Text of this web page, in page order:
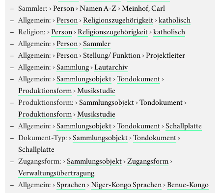
Sammler:›Person›Namen A-Z›Meinhof, Carl
Allgemein:›Person›Religionszugehörigkeit›katholisch
Religion:›Person›Religionszugehörigkeit›katholisch
Allgemein:›Person›Sammler
Allgemein:›Person›Stellung/ Funktion›Projektleiter
Allgemein:›Sammlung›Lautarchiv
Allgemein:›Sammlungsobjekt›Tondokument›
Produktionsform›Musikstudie
Produktionsform:›Sammlungsobjekt›Tondokument›
Produktionsform›Musikstudie
Allgemein:›Sammlungsobjekt›Tondokument›Schallplatte
Dokument-Typ:›Sammlungsobjekt›Tondokument›
Schallplatte
Zugangsform:›Sammlungsobjekt›Zugangsform›
Verwaltungsübertragung
Allgemein:›Sprachen›Niger-Kongo Sprachen›Benue-Kongo